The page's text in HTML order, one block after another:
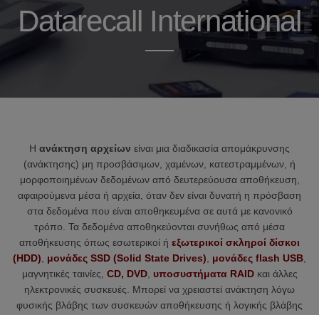
Datarecall International
Η ανάκτηση αρχείων είναι μια διαδικασία απομάκρυνσης
(ανάκτησης) μη προσβάσιμων, χαμένων, κατεστραμμένων, ή
μορφοποιημένων δεδομένων από δευτερεύουσα αποθήκευση,
αφαιρούμενα μέσα ή αρχεία, όταν δεν είναι δυνατή η πρόσβαση
στα δεδομένα που είναι αποθηκευμένα σε αυτά με κανονικό
τρόπο. Τα δεδομένα αποθηκεύονται συνήθως από μέσα
αποθήκευσης όπως εσωτερικοί ή εξωτερικοί σκληροί δίσκοι
(HDD)
μονάδες SSD (Solid State Drives) μονάδες flash USB
μαγνητικές ταινίες, CD, DVD, υποσυστήματα RAIDκαι άλλες
ηλεκτρονικές συσκευές. Μπορεί να χρειαστεί ανάκτηση λόγω
φυσικής βλάβης των συσκευών αποθήκευσης ή λογικής βλάβης